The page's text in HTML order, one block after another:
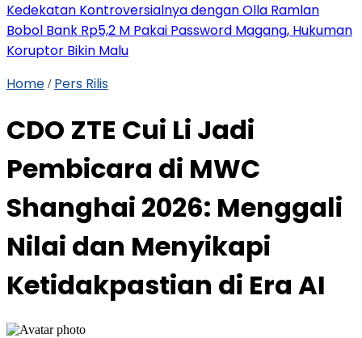
Kedekatan Kontroversialnya dengan Olla Ramlan
Bobol Bank Rp5,2 M Pakai Password Magang, Hukuman
Koruptor Bikin Malu
Home / Pers Rilis
CDO ZTE Cui Li Jadi
Pembicara di MWC
Shanghai 2026: Menggali
Nilai dan Menyikapi
Ketidakpastian di Era AI